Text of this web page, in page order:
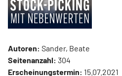
Autoren: Sander, Beate
Seitenanzahl: 304
Erscheinungstermin: 15.07.2021